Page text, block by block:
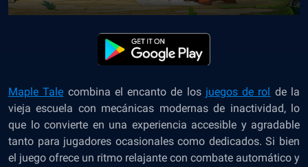
Maple Tale combina el encanto de los juegos de rol de la
vieja escuela con mecánicas modernas de inactividad, lo
que lo convierte en una experiencia accesible y agradable
tanto para jugadores ocasionales como dedicados. Si bien
el juego ofrece un ritmo relajante con combate automático y